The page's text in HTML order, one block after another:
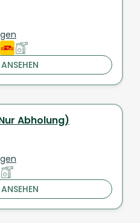
Abholung)